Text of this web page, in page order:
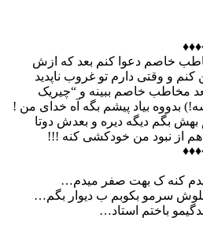
خاصم دعوا ﮐﻨﻢ ﺑﻌﺪ ﮐﻪ ﺍﺯش
ﻭ ﻭﻗﺘﯽ ﺩﺍﺭﻡ ﺗﻮ ﻏﺮﻭﺏ ﻧﺎﭘﺪﯾﺪ
مخاطب خاصم ﺑﺒﯿﻨﻪ و “ﭼﯿﺮﯾﮏ
ﺑﺪﻭﻭﻩ ﺑﯿﺎﺩ ﭘﯿﺸﻢ ﺑﮕﻪ آه ﺧﺪﺍی ﻣﻦ !
ﺑﻬﺶ ﺑﮕﻢ ﺩﯾﮕﻪ ﺩﯾﺮﻩ و بعدش ﺩﻭﺗﺎ
ﺍﺯ ﻧﺒﻮﺩ ﻣﻦ ﺧﻮﺩﮐﺸﯽ ﮐﻨﻪ !!!
کنه ک بهت صفر میدم…
سرمو بکوبم ب دیوار بگم…
باختم استاد…